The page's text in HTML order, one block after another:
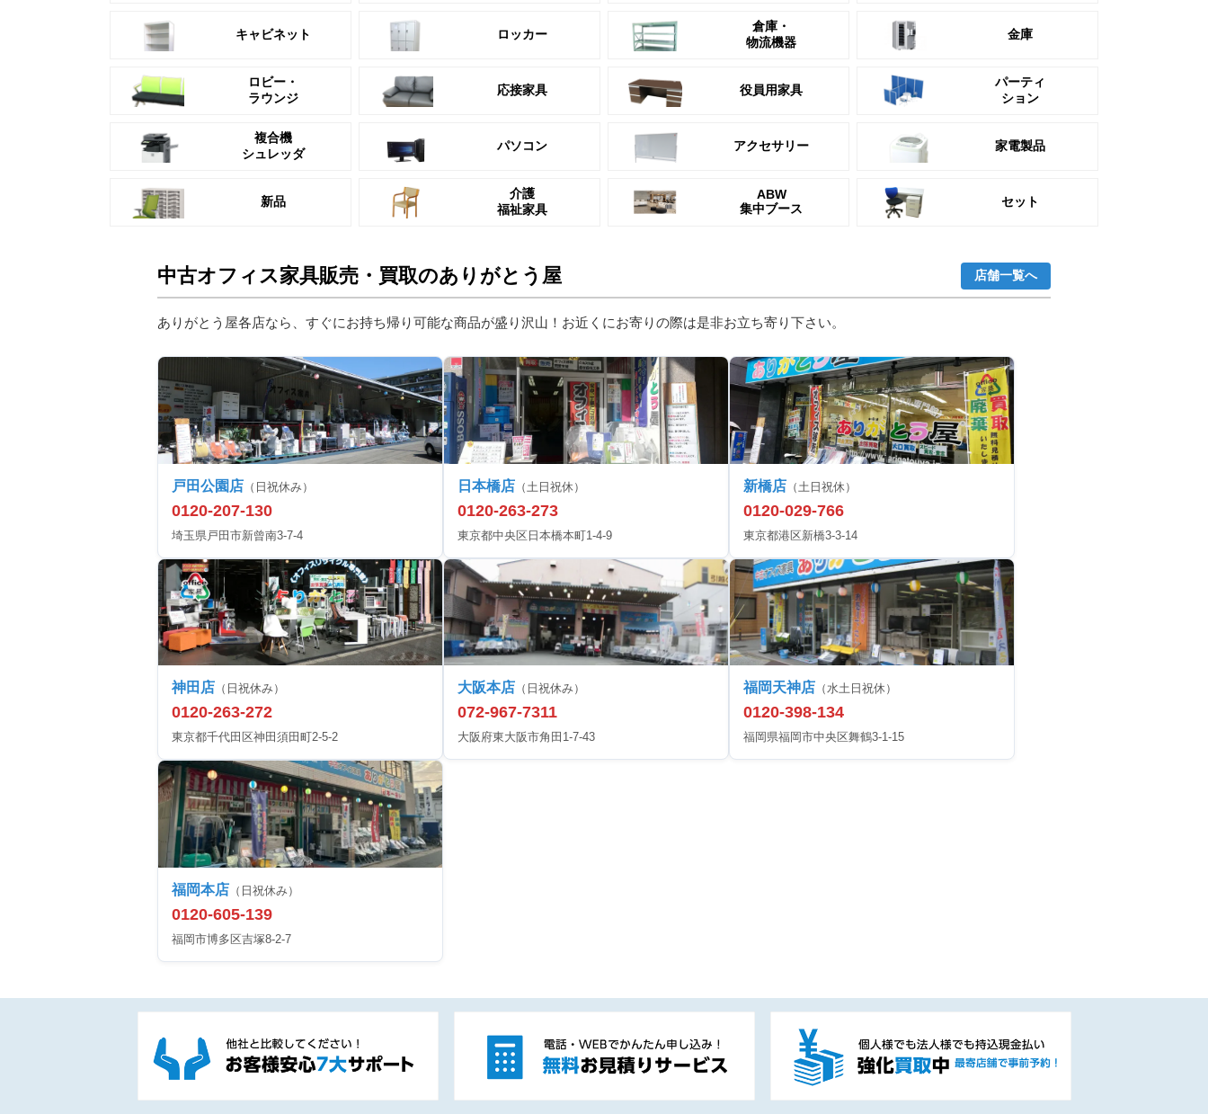
キャビネット ロッカー
倉庫・
物流機器
金庫
ロビー・
ラウンジ
応接家具 役員用家具
パーティ
ション
複合機
シュレッダ
パソコン アクセサリー 家電製品
新品
介護
福祉家具
ABW
集中ブース
セット
中古オフィス家具販売・買取のありがとう屋 店舗一覧へ
ありがとう屋各店なら、すぐにお持ち帰り可能な商品が盛り沢山！お近くにお寄りの際は是非お立ち寄り下さい。
戸田公園店 （日祝休み）
0120-207-130
埼玉県戸田市新曾南3-7-4
日本橋店 （土日祝休）
0120-263-273
東京都中央区日本橋本町1-4-9
新橋店 （土日祝休）
0120-029-766
東京都港区新橋3-3-14
神田店 （日祝休み）
0120-263-272
東京都千代田区神田須田町2-5-2
大阪本店 （日祝休み）
072-967-7311
大阪府東大阪市角田1-7-43
福岡天神店 （水土日祝休）
0120-398-134
福岡県福岡市中央区舞鶴3-1-15
福岡本店 （日祝休み）
0120-605-139
福岡市博多区吉塚8-2-7